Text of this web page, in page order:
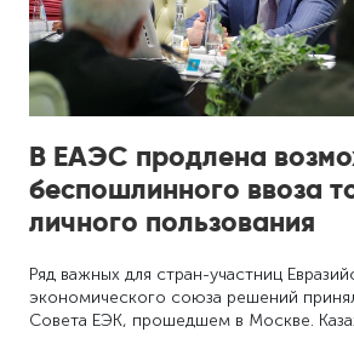
В ЕАЭС продлена
беспошлинного ввоза
личного пользования
Ряд важных для стран-участниц
экономического союза решений
Совета ЕЭК, прошедшем в Москве.